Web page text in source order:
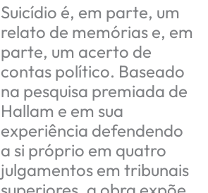
Suicídio é, em parte, um
relato de memórias e, em
parte, um acerto de
contas político. Baseado
na pesquisa premiada de
Hallam e em sua
experiência defendendo
a si próprio em quatro
julgamentos em tribunais